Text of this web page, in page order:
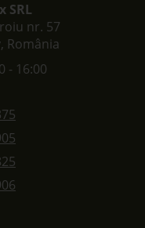
SRL
nr. 57
România
- 16:00